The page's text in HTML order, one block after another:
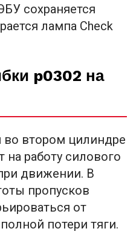
сохраняется
лампа Check
p0302 на
во втором цилиндре
работу силового
движении. В
пропусков
от
потери тяги.